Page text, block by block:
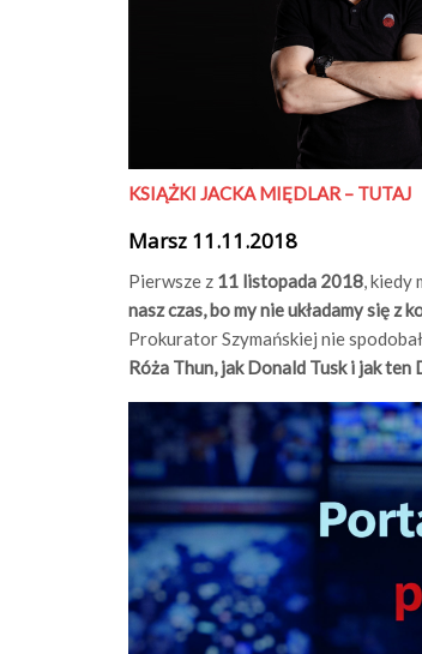
KSIĄŻKI JACKA MIĘDLAR – TUTAJ
Marsz 11.11.2018
Pierwsze z 11 listopada 2018, kiedy
nasz czas, bo my nie układamy się z
Prokurator Szymańskiej nie
Róża Thun, jak Donald Tusk i jak ten